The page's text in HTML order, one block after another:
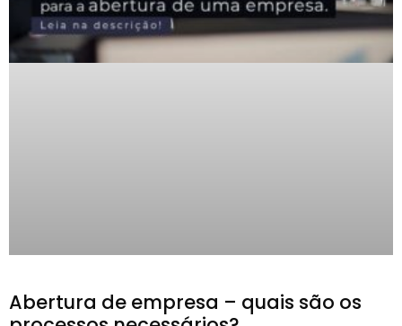
Abertura de empresa – quais são os